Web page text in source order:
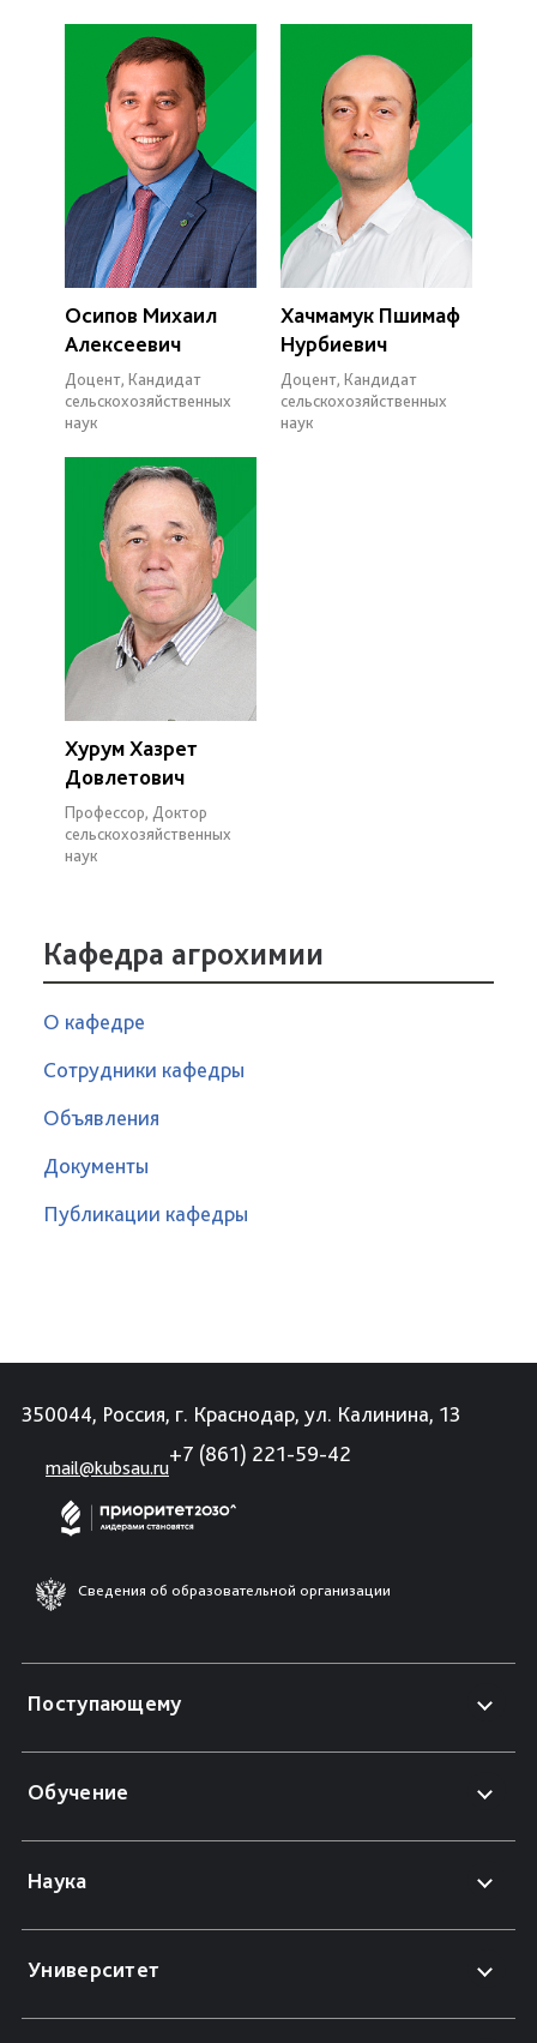
Осипов Михаил
Алексеевич
Доцент, Кандидат
сельскохозяйственных
наук
Хачмамук Пшимаф
Нурбиевич
Доцент, Кандидат
сельскохозяйственных
наук
Хурум Хазрет
Довлетович
Профессор, Доктор
сельскохозяйственных
наук
Кафедра агрохимии
О кафедре
Сотрудники кафедры
Объявления
Документы
Публикации кафедры
350044, Россия, г. Краснодар, ул. Калинина, 13
mail@kubsau.ru
+7 (861) 221-59-42
Сведения об образовательной организации
Поступающему
Обучение
Наука
Университет